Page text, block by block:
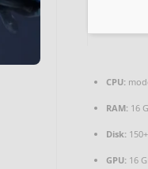
CPU:
RAM: 16
Disk:
GPU: 16